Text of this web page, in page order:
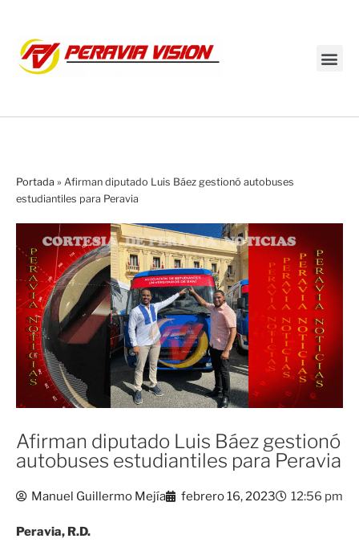
Portada » Afirman diputado Luis Báez gestionó autobuses
estudiantiles para Peravia
Afirman diputado Luis Báez gestionó
autobuses estudiantiles para Peravia
Manuel Guillermo Mejía febrero 16, 2023 12:56 pm
Peravia, R.D.